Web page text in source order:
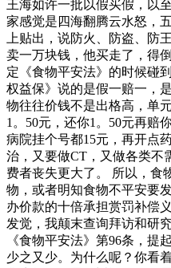
王海如许一批以假买假，以
家感觉是四海翻腾云水怒，
上贴出，说防火、防盗、防
卖一万块钱，他买走了，得
定《食物平安法》的时候碰
权益保》说的是假一赔一，
物往往价钱不是出格高，单
1。50元，还你1。50元再赔
病院挂个号都15元，再开点
治，又要做CT，又做各类不
费者丧失更大了。 所以，食
物，或者明知食物不平安要
办价款的十倍承担赏罚补偿
发觉，我颠末查询拜访和研
《食物平安法》第96条，提
少之又少。为什么呢？你看